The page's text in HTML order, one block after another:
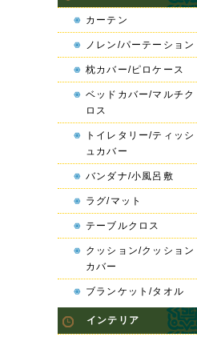
カーテン
ノレン/パーテーション
枕カバー/ピロケース
ベッドカバー/マルチク
ロス
トイレタリー/ティッシ
ュカバー
バンダナ/小風呂敷
ラグ/マット
テーブルクロス
クッション/クッション
カバー
ブランケット/タオル
インテリア